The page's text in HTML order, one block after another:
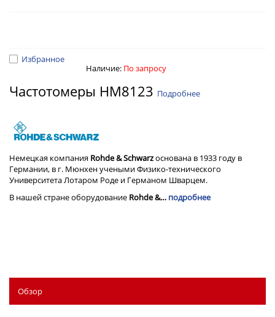
Избранное
Наличие: По запросу
Частотомеры HM8123 Подробнее
Немецкая компания Rohde & Schwarzоснована в 1933 году в
Германии, в г. Мюнхен учеными Физико-технического
Университета Лотаром Роде и Германом Шварцем.
В нашей стране оборудование Rohde &… подробнее
Обзор